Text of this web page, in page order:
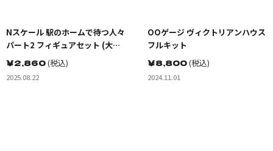
Nスケール 駅のホームで待つ人々
パート2 フィギュアセット (大
人・子供6体入り)
￥2,860(税込)
2025.08.22
OOゲージ ヴィクトリアンハウス
フルキット
￥8,800(税込)
2024.11.01